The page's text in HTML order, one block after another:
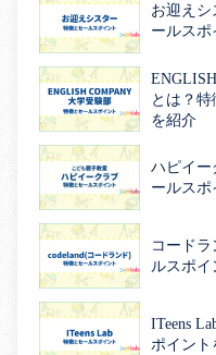
お迎えシ
ールスポ
とは？特
を紹介
ハピイー
ールスポ
コード
ルスポイ
ITeens
ポイント